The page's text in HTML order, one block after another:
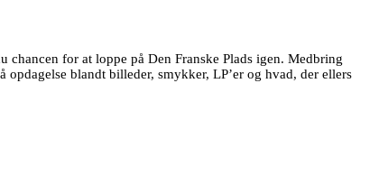
chancen for at loppe på Den Franske Plads igen. Medbring
blandt billeder, smykker, LP’er og hvad, der ellers